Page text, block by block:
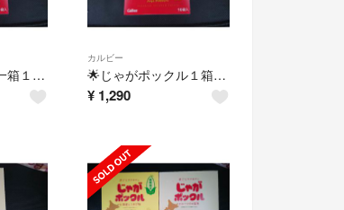
じゃがポックル一箱１０袋の商品です✨
カルビー
🌟じゃがポックル１箱１０袋入りです🌟
¥ 1,290